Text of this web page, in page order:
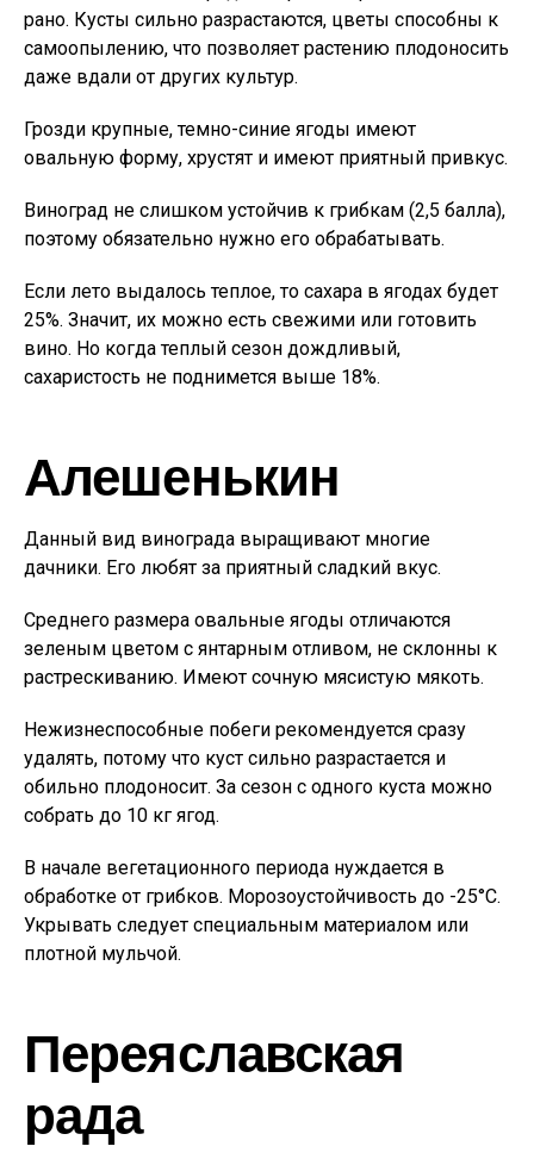
рано. Кусты сильно разрастаются, цветы способны к
самоопылению, что позволяет растению плодоносить
даже вдали от других культур.
Грозди крупные, темно-синие ягоды имеют
овальную форму, хрустят и имеют приятный привкус.
Виноград не слишком устойчив к грибкам (2,5 балла),
поэтому обязательно нужно его обрабатывать.
Если лето выдалось теплое, то сахара в ягодах будет
25%. Значит, их можно есть свежими или готовить
вино. Но когда теплый сезон дождливый,
сахаристость не поднимется выше 18%.
Алешенькин
Данный вид винограда выращивают многие
дачники. Его любят за приятный сладкий вкус.
Среднего размера овальные ягоды отличаются
зеленым цветом с янтарным отливом, не склонны к
растрескиванию. Имеют сочную мясистую мякоть.
Нежизнеспособные побеги рекомендуется сразу
удалять, потому что куст сильно разрастается и
обильно плодоносит. За сезон с одного куста можно
собрать до 10 кг ягод.
В начале вегетационного периода нуждается в
обработке от грибков. Морозоустойчивость до -25°С.
Укрывать следует специальным материалом или
плотной мульчой.
Переяславская
рада